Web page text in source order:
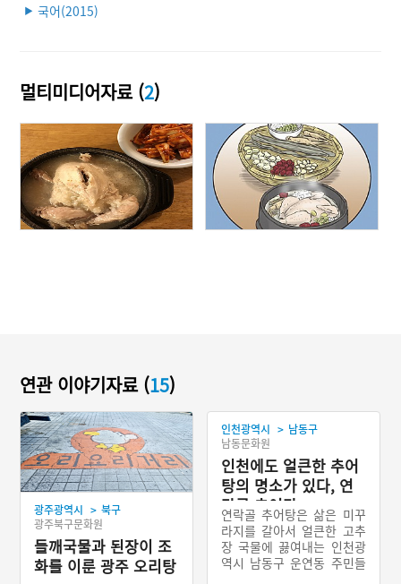
▶ 국어(2015)
멀티미디어자료 (2)
연관 이야기자료 (15)
광주광역시 > 북구
광주북구문화원
들깨국물과 된장이 조
화를 이룬 광주 오리탕
인천광역시 > 남동구
남동문화원
인천에도 얼큰한 추어
탕의 명소가 있다, 연
락골 추어탕
연락골 추어탕은 삶은 미꾸
라지를 갈아서 얼큰한 고추
장 국물에 끓여내는 인천광
역시 남동구 운연동 주민들